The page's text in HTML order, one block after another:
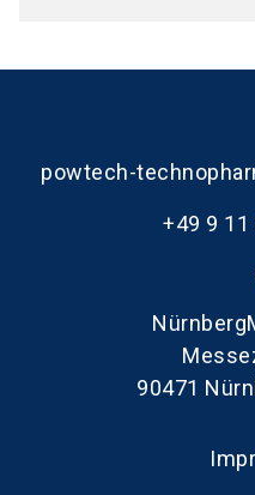
powtech-
+49 9 11
90471